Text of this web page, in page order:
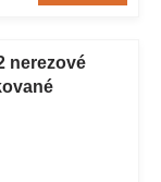
nerezové